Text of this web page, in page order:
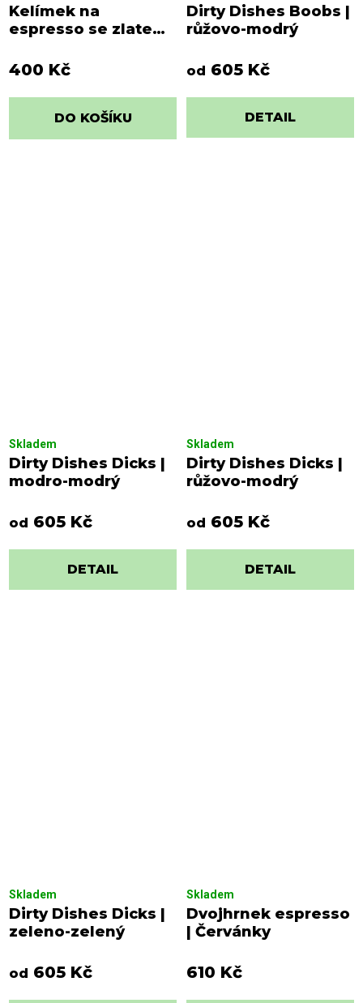
Kelímek na
espresso se zlatem |
400 Kč
DO KOŠÍKU
Dirty Dishes Boobs |
růžovo-modrý
od 605 Kč
DETAIL
Dirty Dishes Dicks |
modro-modrý
Skladem
od 605 Kč
DETAIL
Dirty Dishes Dicks |
růžovo-modrý
Skladem
od 605 Kč
DETAIL
Dirty Dishes Dicks |
zeleno-zelený
Skladem
od 605 Kč
Dvojhrnek espresso
| Červánky
Skladem
610 Kč